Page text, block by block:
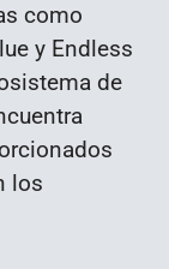
como
y Endless
de
los